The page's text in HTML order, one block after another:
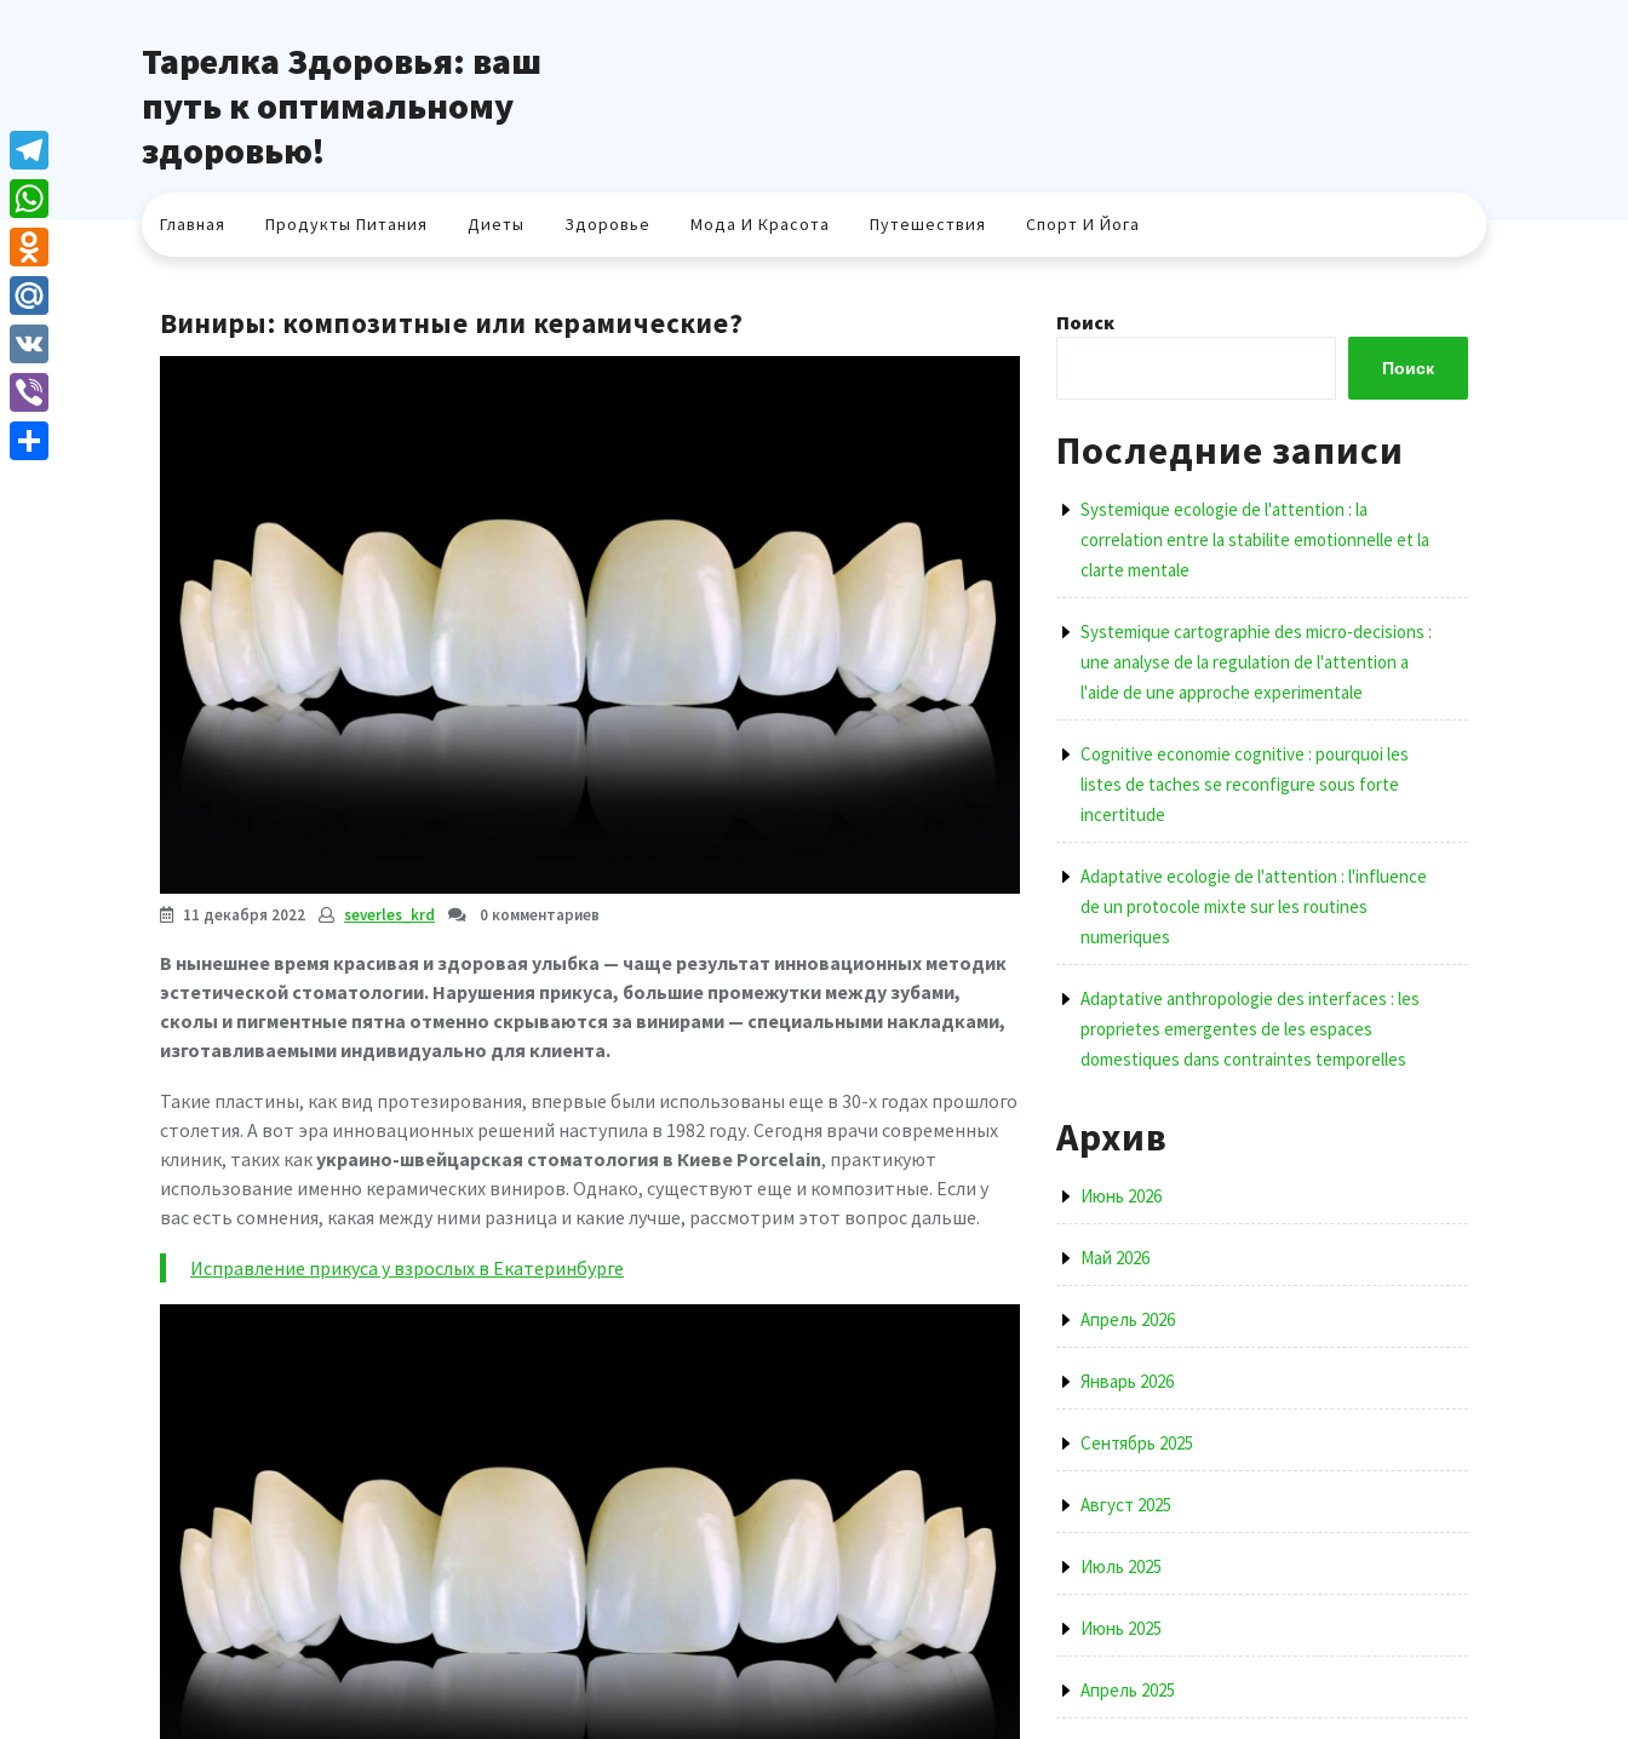
Тарелка Здоровья: ваш
путь к оптимальному
здоровью!
Главная Продукты Питания Диеты Здоровье Мода И Красота Путешествия Спорт И Йога
Виниры: композитные или керамические?
11 декабря 2022 severles_krd 0 комментариев
В нынешнее время красивая и здоровая улыбка — чаще результат инновационных методик
эстетической стоматологии. Нарушения прикуса, большие промежутки между зубами,
сколы и пигментные пятна отменно скрываются за винирами — специальными накладками,
изготавливаемыми индивидуально для клиента.
Такие пластины, как вид протезирования, впервые были использованы еще в 30-х годах прошлого
столетия. А вот эра инновационных решений наступила в 1982 году. Сегодня врачи современных
клиник, таких какукраино-швейцарская стоматология в Киеве Porcelain, практикуют
использование именно керамических виниров. Однако, существуют еще и композитные. Если у
вас есть сомнения, какая между ними разница и какие лучше, рассмотрим этот вопрос дальше.
Исправление прикуса у взрослых в Екатеринбурге
Поиск
Поиск
Последние записи
Systemique ecologie de l'attention : la
correlation entre la stabilite emotionnelle et la
clarte mentale
Systemique cartographie des micro-decisions :
une analyse de la regulation de l'attention a
l'aide de une approche experimentale
Cognitive economie cognitive : pourquoi les
listes de taches se reconfigure sous forte
incertitude
Adaptative ecologie de l'attention : l'influence
de un protocole mixte sur les routines
numeriques
Adaptative anthropologie des interfaces : les
proprietes emergentes de les espaces
domestiques dans contraintes temporelles
Архив
Июнь 2026
Май 2026
Апрель 2026
Январь 2026
Сентябрь 2025
Август 2025
Июль 2025
Июнь 2025
Апрель 2025
Telegram
WhatsApp
Odnoklassniki
Mail.Ru
VK
Viber